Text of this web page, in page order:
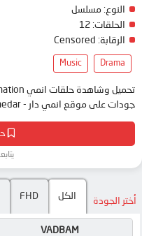
يتابعه
النوع: مسلسل
الحلقات:
الرقابة:
Drama
Music
جودات على موقع انمي دار - animedar
أختر الجودة الكل FHD
VADBAM